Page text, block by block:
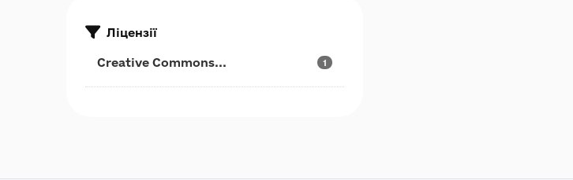
Ліцензії
Creative Commons... 1